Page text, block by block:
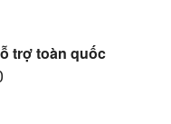
trợ toàn quốc